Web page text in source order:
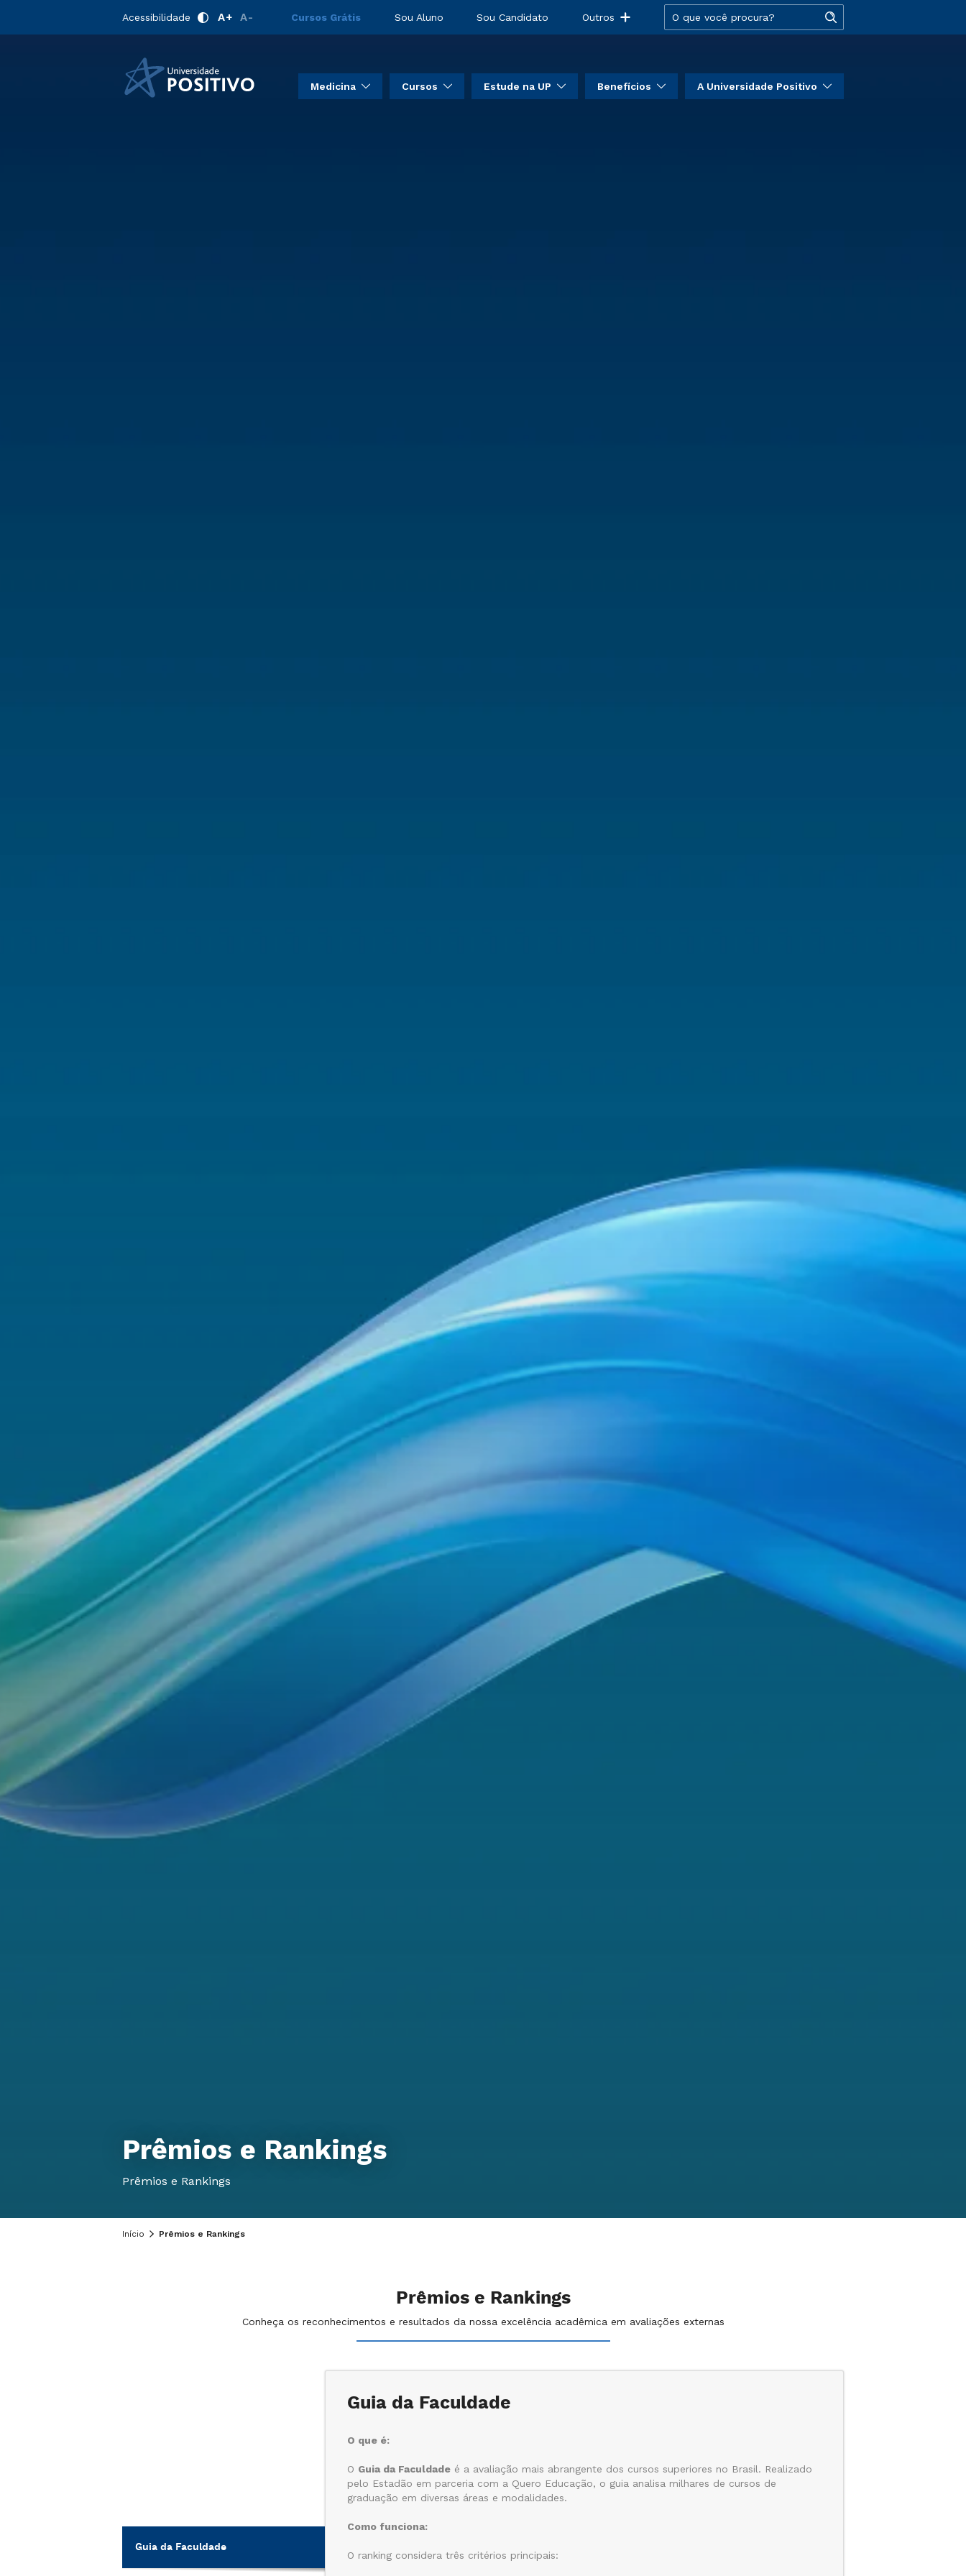
Acessibilidade A+ A- Cursos Grátis Sou Aluno Sou Candidato Outros
Medicina Cursos Estude na UP Benefícios A Universidade Positivo
Prêmios e Rankings
Prêmios e Rankings
Início Prêmios e Rankings
Prêmios e Rankings
Conheça os reconhecimentos e resultados da nossa excelência acadêmica em avaliações externas
Guia da Faculdade
Guia da Faculdade
O que é:
O Guia da Faculdade é a avaliação mais abrangente dos cursos superiores no Brasil. Realizado
pelo Estadão em parceria com a Quero Educação, o guia analisa milhares de cursos de
graduação em diversas áreas e modalidades.
Como funciona:
O ranking considera três critérios principais: